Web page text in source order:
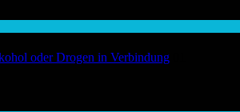
oder Drogen in Verbindung